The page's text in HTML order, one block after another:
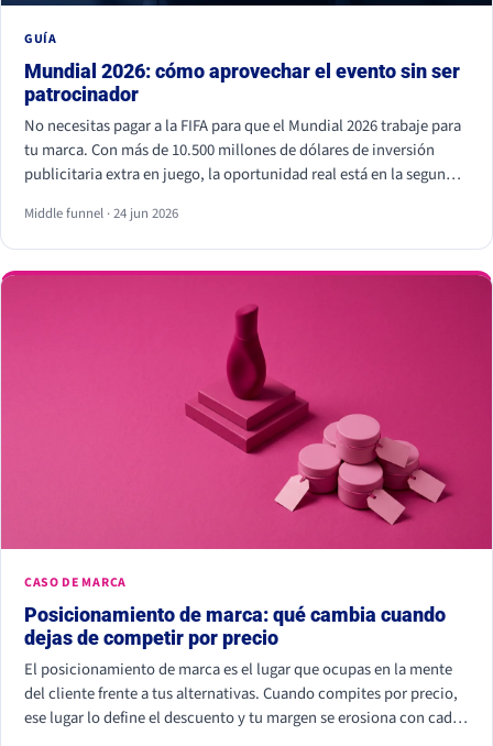
GUÍA
Mundial 2026: cómo aprovechar el evento sin ser
patrocinador
No necesitas pagar a la FIFA para que el Mundial 2026 trabaje para
tu marca. Con más de 10.500 millones de dólares de inversión
publicitaria extra en juego, la oportunidad real está en la segunda
estadio. Eso sí, hay líneas que no se cruzan: usar los símbolos
oficiales de la FIFA puede salir muy caro.
Middle funnel · 24 jun 2026
CASO DE MARCA
Posicionamiento de marca: qué cambia cuando
dejas de competir por precio
El posicionamiento de marca es el lugar que ocupas en la mente
del cliente frente a tus alternativas. Cuando compites por precio,
ese lugar lo define el descuento y tu margen se erosiona con cada